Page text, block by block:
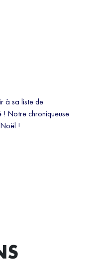
à sa liste de
! Notre chroniqueuse
!
reçu.